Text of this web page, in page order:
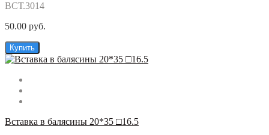
ВСТ.3014
50.00 руб.
Купить
Вставка в балясины 20*35 □16.5